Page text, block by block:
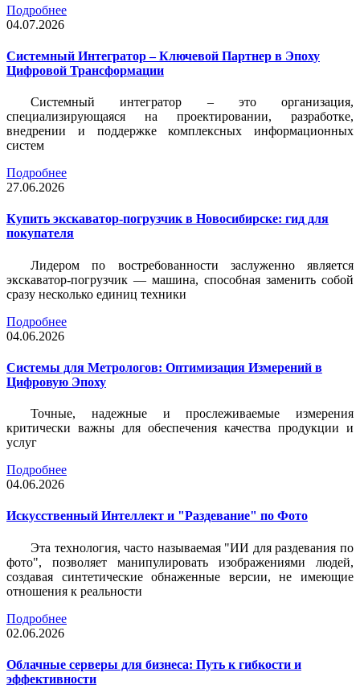
Подробнее
04.07.2026
Системный Интегратор – Ключевой Партнер в Эпоху
Цифровой Трансформации
Системный интегратор – это организация,
специализирующаяся на проектировании, разработке,
внедрении и поддержке комплексных информационных
систем
Подробнее
27.06.2026
Купить экскаватор-погрузчик в Новосибирске: гид для
покупателя
Лидером по востребованности заслуженно является
экскаватор-погрузчик — машина, способная заменить собой
сразу несколько единиц техники
Подробнее
04.06.2026
Системы для Метрологов: Оптимизация Измерений в
Цифровую Эпоху
Точные, надежные и прослеживаемые измерения
критически важны для обеспечения качества продукции и
услуг
Подробнее
04.06.2026
Искусственный Интеллект и "Раздевание" по Фото
Эта технология, часто называемая "ИИ для раздевания по
фото", позволяет манипулировать изображениями людей,
создавая синтетические обнаженные версии, не имеющие
отношения к реальности
Подробнее
02.06.2026
Облачные серверы для бизнеса: Путь к гибкости и
эффективности